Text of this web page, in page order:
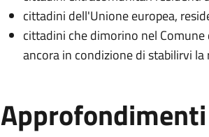
cittadini dell'Unione europea,
cittadini che dimorino nel
ancora in condizione di stabilirvi
Approfondimenti